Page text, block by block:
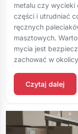
metalu czy wycieki
części i utrudniać
ręcznych
masztowych.
mycia jest
zachować w
Czytaj dalej